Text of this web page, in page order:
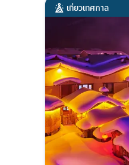
เที่ยวเทศกาล